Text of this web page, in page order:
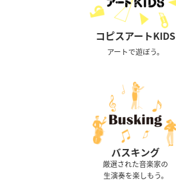
コピスアートKIDS
アートで遊ぼう。
バスキング
厳選された音楽家の
生演奏を楽しもう。